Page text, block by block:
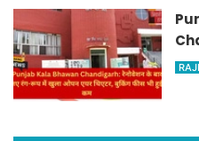
नए